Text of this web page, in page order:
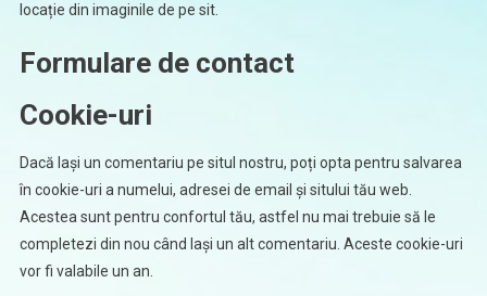
locație din imaginile de pe sit.
Formulare de contact
Cookie-uri
Dacă lași un comentariu pe situl nostru, poți opta pentru salvarea
în cookie-uri a numelui, adresei de email și sitului tău web.
Acestea sunt pentru confortul tău, astfel nu mai trebuie să le
completezi din nou când lași un alt comentariu. Aceste cookie-uri
vor fi valabile un an.